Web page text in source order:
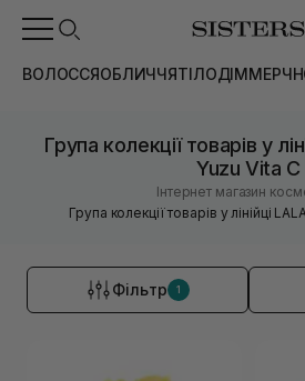
ВОЛОССЯОБЛИЧЧЯТІЛОДІММЕРЧ
Група колекції товарів у
Yuzu Vita C
Інтернет магазин
Група колекції товарів у лінійці
Фільтр 1